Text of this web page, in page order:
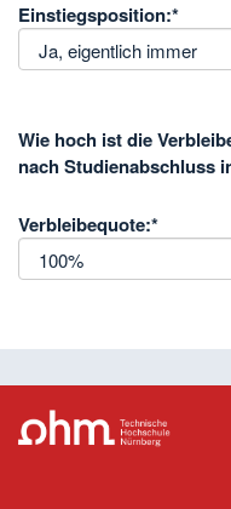
Einstiegsposition:*
Wie hoch ist die
nach Studienabschluss
Verbleibequote:*